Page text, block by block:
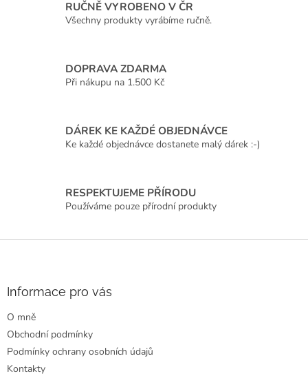
c
í
k
y
p
i
s
á
n
í
RUČNĚ VYROBENO V ČR
Všechny produkty vyrábíme ručně.
DOPRAVA ZDARMA
Při nákupu na 1.500 Kč
DÁREK KE KAŽDÉ OBJEDNÁVCE
Ke každé objednávce dostanete malý dárek :-)
RESPEKTUJEME PŘÍRODU
Používáme pouze přírodní produkty
Informace pro vás
O mně
Obchodní podmínky
Podmínky ochrany osobních údajů
Kontakty